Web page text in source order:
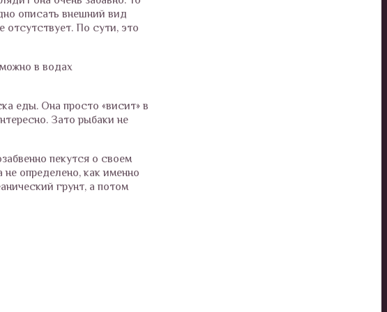
описать внешний вид
отсутствует. По сути, это
в водах
еды. Она просто «висит» в
Зато рыбаки не
пекутся о своем
определено, как именно
грунт, а потом